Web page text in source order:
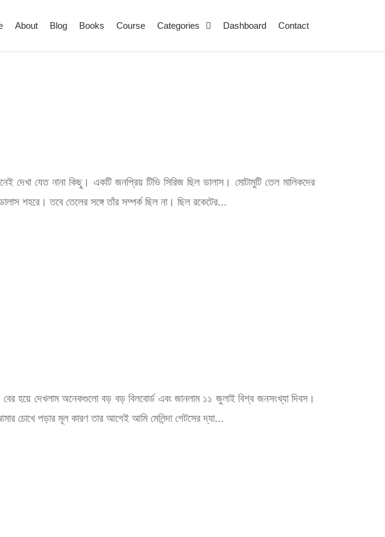
About Blog Books Course Categories Dashboard Contact
দেখা যেত নানা কিছু। একটি জনপ্রিয় টিভি সিরিজ ছিল ডালাস। মোটামুটি তেল মালিকদের
শহরে। তবে তেলের সঙ্গে তাঁর সম্পর্ক ছিল না। ছিল রকেটের...
বের হয়ে দেখলাম অনেকগুলো বড় বড় বিলবোর্ড এবং জানলাম ১১ জুলাই বিশ্ব জনসংখ্যা দিবস।
চোখে পড়ার মূল কারণ তার আগেই আমি মেলিন্দা গেটসের দ্যা...